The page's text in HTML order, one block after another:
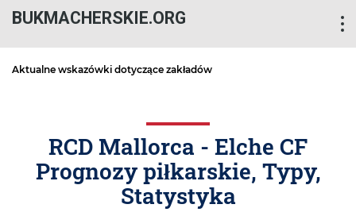
BUKMACHERSKIE.ORG
Aktualne wskazówki dotyczące zakładów
RCD Mallorca - Elche CF
Prognozy piłkarskie, Typy,
Statystyka